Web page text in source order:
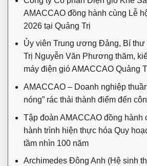
AMACCAO đồng hành cùng Lễ
2026 tại Quảng Trị
Ủy viên Trung ương Đảng, Bí thư
Trị Nguyễn Văn Phương thăm,
máy điện gió AMACCAO Quảng
AMACCAO – Doanh nghiệp
nóng” rác thải thành điểm đến
Tập đoàn AMACCAO đồng hành
hành trình hiện thực hóa Quy
tầm nhìn 100 năm
Archimedes Đông Anh (Hệ sinh